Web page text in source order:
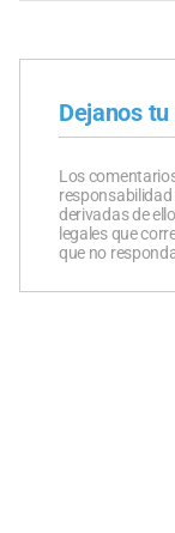
Dejanos
Los
derivadas de
legales que
que no